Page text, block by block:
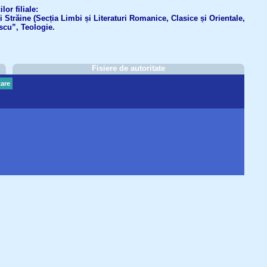
filiale:
(Secția Limbi și Literaturi Romanice, Clasice și Orientale,
Teologie.
Fisiere de autoritate